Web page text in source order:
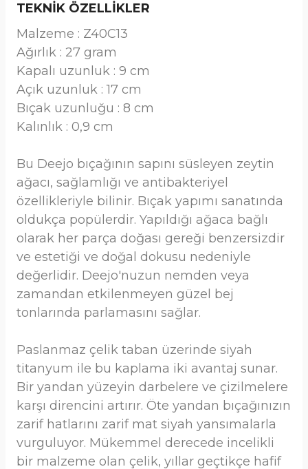
TEKNİK ÖZELLİKLER
Malzeme : Z40C13
Ağırlık : 27 gram
Kapalı uzunluk : 9 cm
Açık uzunluk : 17 cm
Bıçak uzunluğu : 8 cm
Kalınlık : 0,9 cm
Bu Deejo bıçağının sapını süsleyen zeytin
ağacı, sağlamlığı ve antibakteriyel
özellikleriyle bilinir. Bıçak yapımı sanatında
oldukça popülerdir. Yapıldığı ağaca bağlı
olarak her parça doğası gereği benzersizdir
ve estetiği ve doğal dokusu nedeniyle
değerlidir. Deejo'nuzun nemden veya
zamandan etkilenmeyen güzel bej
tonlarında parlamasını sağlar.
Paslanmaz çelik taban üzerinde siyah
titanyum ile bu kaplama iki avantaj sunar.
Bir yandan yüzeyin darbelere ve çizilmelere
karşı direncini artırır. Öte yandan bıçağınızın
zarif hatlarını zarif mat siyah yansımalarla
vurguluyor. Mükemmel derecede incelikli
bir malzeme olan çelik, yıllar geçtikçe hafif